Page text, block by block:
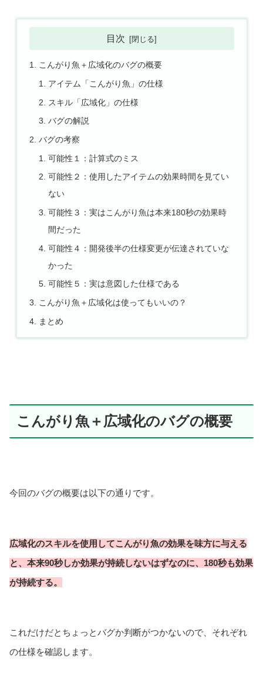
目次
こんがり魚＋広域化のバグの概要
アイテム「こんがり魚」の仕様
スキル「広域化」の仕様
バグの解説
バグの考察
可能性１：計算式のミス
可能性２：使用したアイテムの効果時間を見てい
ない
可能性３：実はこんがり魚は本来180秒の効果時
間だった
可能性４：開発後半の仕様変更が伝達されていな
かった
可能性５：実は意図した仕様である
こんがり魚＋広域化は使ってもいいの？
まとめ
こんがり魚＋広域化のバグの概要
今回のバグの概要は以下の通りです。
広域化のスキルを使用してこんがり魚の効果を味方に与える
と、本来90秒しか効果が持続しないはずなのに、180秒も効果
が持続する。
これだけだとちょっとバグか判断がつかないので、それぞれ
の仕様を確認します。